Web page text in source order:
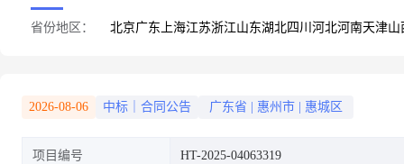
省份地区： 北京广东 上海江苏浙江山东湖北四川 河北河南天津山
2026-08-06 中标｜合同公告 广东省 惠州市 惠城区
项目编号 HT-2025-04063319